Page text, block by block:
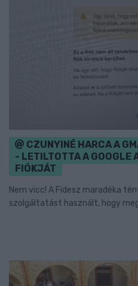
CZUNYINÉ HARCA A
- LETILTOTTA A GOOGLE
FIÓKJÁT
Nem vicc! A Fidesz maradéka
szolgáltatást használt, hogy